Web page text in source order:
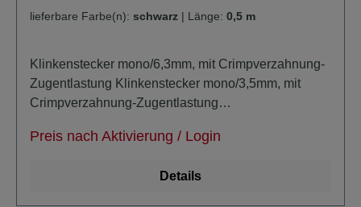
lieferbare Farbe(n): schwarz | Länge: 0,5 m
Klinkenstecker mono/6,3mm, mit Crimpverzahnung-
Zugentlastung Klinkenstecker mono/3,5mm, mit
Crimpverzahnung-Zugentlastung
verlustarm
Preis nach Aktivierung / Login
Details